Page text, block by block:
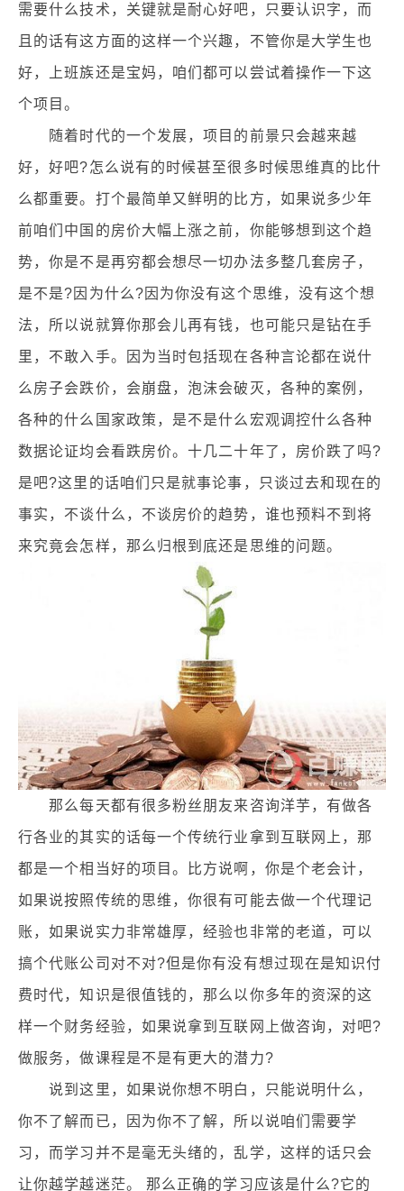
需要什么技术，关键就是耐心好吧，只要认识字，而
且的话有这方面的这样一个兴趣，不管你是大学生也
好，上班族还是宝妈，咱们都可以尝试着操作一下这
个项目。
随着时代的一个发展，项目的前景只会越来越
好，好吧?怎么说有的时候甚至很多时候思维真的比什
么都重要。打个最简单又鲜明的比方，如果说多少年
前咱们中国的房价大幅上涨之前，你能够想到这个趋
势，你是不是再穷都会想尽一切办法多整几套房子，
是不是?因为什么?因为你没有这个思维，没有这个想
法，所以说就算你那会儿再有钱，也可能只是钻在手
里，不敢入手。因为当时包括现在各种言论都在说什
么房子会跌价，会崩盘，泡沫会破灭，各种的案例，
各种的什么国家政策，是不是什么宏观调控什么各种
数据论证均会看跌房价。十几二十年了，房价跌了吗?
是吧?这里的话咱们只是就事论事，只谈过去和现在的
事实，不谈什么，不谈房价的趋势，谁也预料不到将
来究竟会怎样，那么归根到底还是思维的问题。
那么每天都有很多粉丝朋友来咨询洋芋，有做各
行各业的其实的话每一个传统行业拿到互联网上，那
都是一个相当好的项目。比方说啊，你是个老会计，
如果说按照传统的思维，你很有可能去做一个代理记
账，如果说实力非常雄厚，经验也非常的老道，可以
搞个代账公司对不对?但是你有没有想过现在是知识付
费时代，知识是很值钱的，那么以你多年的资深的这
样一个财务经验，如果说拿到互联网上做咨询，对吧?
做服务，做课程是不是有更大的潜力?
说到这里，如果说你想不明白，只能说明什么，
你不了解而已，因为你不了解，所以说咱们需要学
习，而学习并不是毫无头绪的，乱学，这样的话只会
让你越学越迷茫。 那么正确的学习应该是什么?它的